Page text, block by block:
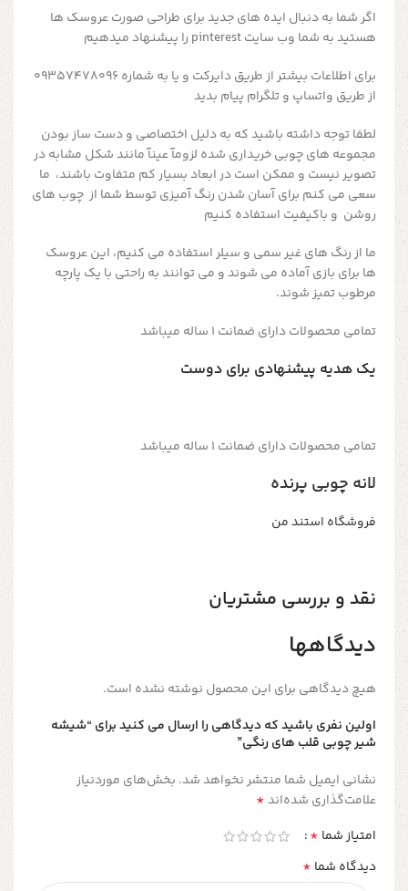
اگر شما به دنبال ایده های جدید برای طراحی صورت عروسک ها
هستید به شما وب سایت pinterest را پیشنهاد میدهیم
برای اطلاعات بیشتر از طریق دایرکت و یا به شماره 09357478096
از طریق واتساپ و تلگرام پیام بدید
لطفا توجه داشته باشید که به دلیل اختصاصی و دست ساز بودن
مجموعه های چوبی خریداری شده لزومآ عینآ مانند شکل مشابه در
تصویر نیست و ممکن است در ابعاد بسیار کم متفاوت باشند، ما
سعی می کنم برای آسان شدن رنگ آمیزی توسط شما از چوب های
روشن و باکیفیت استفاده کنیم
ما از رنگ های غیر سمی و سیلر استفاده می کنیم، این عروسک
ها برای بازی آماده می شوند و می توانند به راحتی با یک پارچه
مرطوب تمیز شوند.
تمامی محصولات دارای ضمانت ۱ ساله میباشد
یک هدیه پیشنهادی برای دوست
تمامی محصولات دارای ضمانت ۱ ساله میباشد
لانه چوبی پرنده
فروشگاه استند من
نقد و بررسی مشتریان
دیدگاهها
هیچ دیدگاهی برای این محصول نوشته نشده است.
اولین نفری باشید که دیدگاهی را ارسال می کنید برای “شیشه
شیر چوبی قلب های رنگی”
نشانی ایمیل شما منتشر نخواهد شد. بخش‌های موردنیاز
علامت‌گذاری شده‌اند*
امتیاز شما *
دیدگاه شما *